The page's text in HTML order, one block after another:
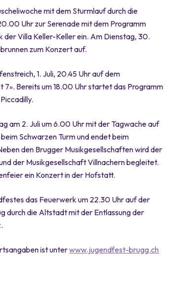
mit dem Sturmlauf durch die
Uhr zur Serenade mit dem Programm
der Villa Keller-Keller ein. Am Dienstag, 30.
zum Konzert auf.
1. Juli, 20.45 Uhr auf dem
Bereits um 18.00 Uhr startet das Programm
am 2. Juli um 6.00 Uhr mit der Tagwache auf
Schwarzen Turm und endet beim
den Brugger Musikgesellschaften wird der
der Musikgesellschaft Villnachern begleitet.
ein Konzert in der Hofstatt.
das Feuerwerk um 22.30 Uhr auf der
durch die Altstadt mit der Entlassung der
ist unterwww.jugendfest-brugg.ch